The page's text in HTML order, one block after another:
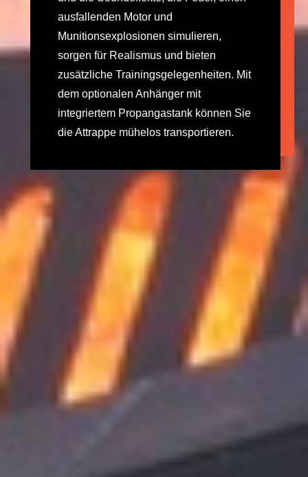
ausfallenden Motor und
Munitionsexplosionen simulieren,
sorgen für Realismus und bieten
zusätzliche Trainingsgelegenheiten. Mit
dem optionalen Anhänger mit
integriertem Propangastank können Sie
die Attrappe mühelos transportieren.